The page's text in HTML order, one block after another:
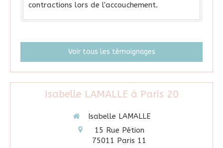
contractions lors de l'accouchement.
Voir tous les témoignages
Isabelle LAMALLE à Paris 20
Isabelle LAMALLE
15 Rue Pétion
75011 Paris 11